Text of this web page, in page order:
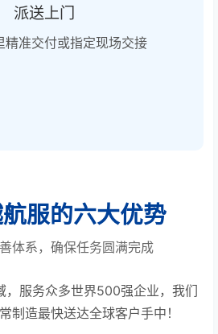
派送上门
精准交付或指定现场交接
服的六大优势
体系，确保任务圆满完成
，服务众多世界500强企业，我们
制造最快送达全球客户手中！